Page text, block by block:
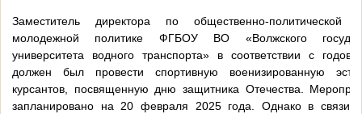
Заместитель директора по общественно-политической
молодежной политике ФГБОУ ВО «Волжского
университета водного транспорта» в соответствии с
должен был провести спортивную военизированную
курсантов, посвященную дню защитника Отечества.
запланировано на 20 февраля 2025 года. Однако в связи